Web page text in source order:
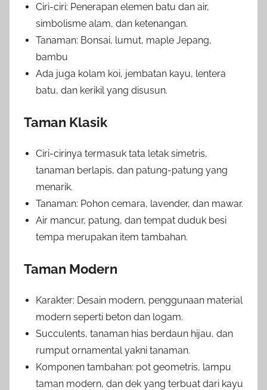
Ciri-ciri: Penerapan elemen batu dan air,
simbolisme alam, dan ketenangan.
Tanaman: Bonsai, lumut, maple Jepang,
bambu
Ada juga kolam koi, jembatan kayu, lentera
batu, dan kerikil yang disusun.
Taman Klasik
Ciri-cirinya termasuk tata letak simetris,
tanaman berlapis, dan patung-patung yang
menarik.
Tanaman: Pohon cemara, lavender, dan mawar.
Air mancur, patung, dan tempat duduk besi
tempa merupakan item tambahan.
Taman Modern
Karakter: Desain modern, penggunaan material
modern seperti beton dan logam.
Succulents, tanaman hias berdaun hijau, dan
rumput ornamental yakni tanaman.
Komponen tambahan: pot geometris, lampu
taman modern, dan dek yang terbuat dari kayu